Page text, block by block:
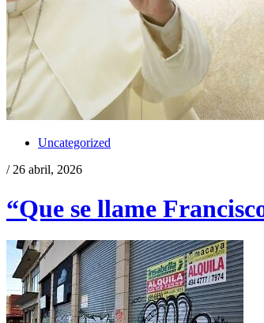
Uncategorized
/ 26 abril, 2026
“Que se llame